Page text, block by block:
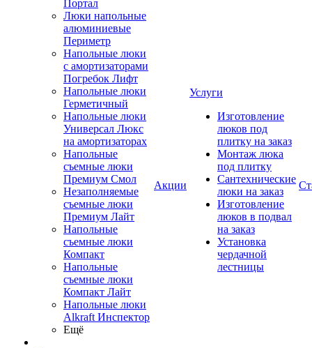
Портал
Люки напольные
алюминиевые
Периметр
Напольные люки
с амортизаторами
Погребок Лифт
Напольные люки
Герметичный
Напольные люки
Универсал Люкс
на амортизаторах
Напольные
съемные люки
Премиум Смол
Незаполняемые
съемные люки
Премиум Лайт
Напольные
съемные люки
Компакт
Напольные
съемные люки
Компакт Лайт
Напольные люки
Alkraft Инспектор
Ещё
Акции
Услуги
Изготовление
люков под
плитку на заказ
Монтаж люка
под плитку
Сантехнические
люки на заказ
Изготовление
люков в подвал
на заказ
Установка
чердачной
лестницы